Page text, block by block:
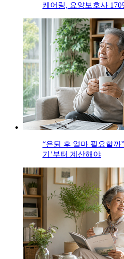
케어링, 요양보호사 170
“은퇴 후 얼마 필요할까
기’부터 계산해야